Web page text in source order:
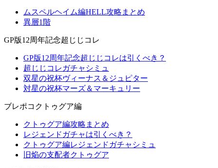
ムスペルヘイム編HELL攻略まとめ
異層1階
GP版12周年記念超じじコレ
GP版12周年記念超じじコレは引くべき？
超じじコレガチャシミュ
双星の祝杯ヴィーナス＆ジュピター
対星の祝杯マーズ＆マーキュリー
ブレポコクトゥグア編
クトゥグア編攻略まとめ
レジェンドガチャは引くべき？
クトゥグア編レジェンドガチャシミュ
旧焔の支配者クトゥグア